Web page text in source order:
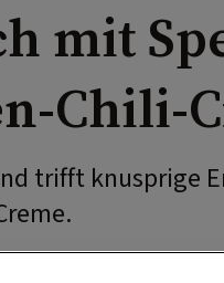
mit
Chili-
trifft knusprige